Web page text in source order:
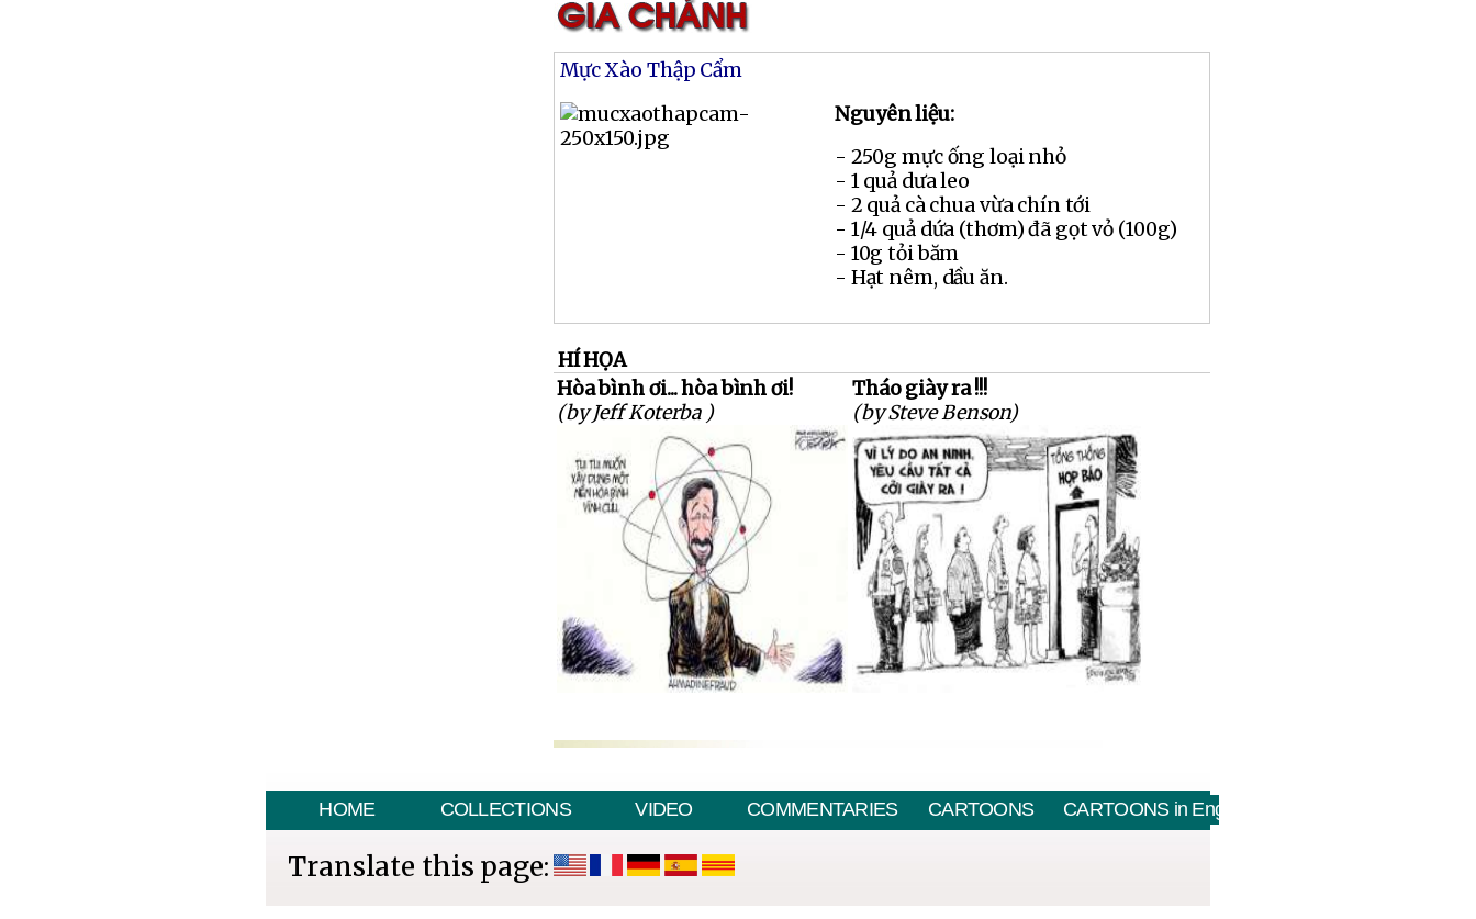
Mực Xào Thập Cẩm
Nguyên liệu:
- 250g mực ống loại nhỏ
- 1 quả dưa leo
- 2 quả cà chua vừa chín tới
- 1/4 quả dứa (thơm) đã gọt vỏ (100g)
- 10g tỏi băm
- Hạt nêm, dầu ăn.
HÍ HỌA
Hòa bình ơi... hòa bình ơi!
(by Jeff Koterba )
Tháo giày ra !!!
(by Steve Benson)
HOME COLLECTIONS VIDEO COMMENTARIES CARTOONS CARTOONS in English
Translate this page: